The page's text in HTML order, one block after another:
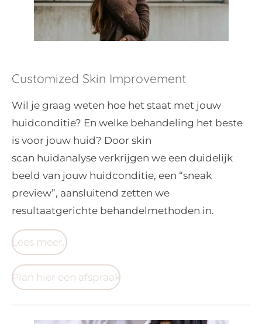
Customized Skin Improvement
Wil je graag weten hoe het staat met jouw
huidconditie? En welke behandeling het beste
is voor jouw huid? Door skin
scan huidanalyse verkrijgen we een duidelijk
beeld van jouw huidconditie, een “sneak
preview”, aansluitend zetten we
resultaatgerichte behandelmethoden in.
Lees meer..
Plan hier een afspraak